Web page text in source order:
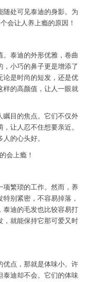
随处可见泰迪的身影。为
会让人养上瘾的原因！
泰迪的外形优雅，卷曲
，小巧的鼻子更是增添了
论是时尚的短发，还是优
样的高颜值，让人一眼就
瞩目的焦点。它们不仅外
让人忍不住想要亲近。
的心头好。
项繁琐的工作。然而，养
别紧密，不容易掉落，
泰迪的毛发也比较容易打
，就能保持它那可爱又时
优点，那就是体味小。许
泰迪却不会。它们的体味